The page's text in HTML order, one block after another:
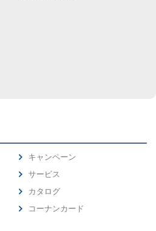
キャンペーン
サービス
カタログ
コーナンカード